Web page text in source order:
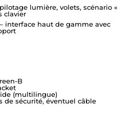
lumière, volets, scénario «
clavier
interface haut de gamme avec
B
(multilingue)
de sécurité, éventuel câble